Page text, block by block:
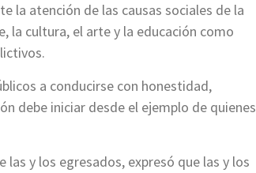
la atención de las causas sociales de la
la cultura, el arte y la educación como
a conducirse con honestidad,
debe iniciar desde el ejemplo de quienes
y los egresados, expresó que las y los